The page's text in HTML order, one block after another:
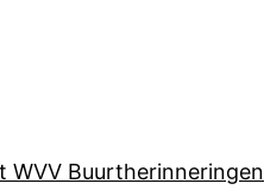
WVV Buurtherinneringen